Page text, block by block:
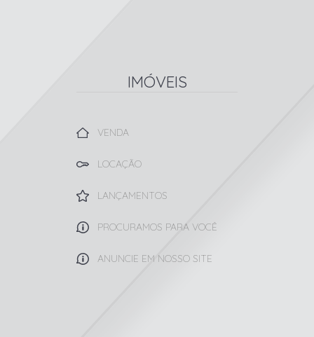
IMÓVEIS
VENDA
LOCAÇÃO
LANÇAMENTOS
PROCURAMOS PARA VOCÊ
ANUNCIE EM NOSSO SITE